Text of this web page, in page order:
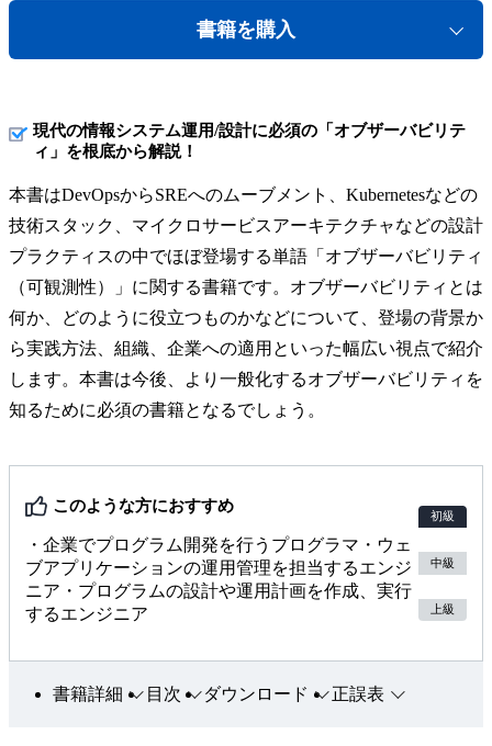
書籍を購入
現代の情報システム運用/設計に必須の「オブザーバビリテ
ィ」を根底から解説！
本書はDevOpsからSREへのムーブメント、Kubernetesなどの
技術スタック、マイクロサービスアーキテクチャなどの設計
プラクティスの中でほぼ登場する単語「オブザーバビリティ
（可観測性）」に関する書籍です。オブザーバビリティとは
何か、どのように役立つものかなどについて、登場の背景か
ら実践方法、組織、企業への適用といった幅広い視点で紹介
します。本書は今後、より一般化するオブザーバビリティを
知るために必須の書籍となるでしょう。
このような方におすすめ
・企業でプログラム開発を行うプログラマ・ウェ
ブアプリケーションの運用管理を担当するエンジ
ニア・プログラムの設計や運用計画を作成、実行
するエンジニア
初級
中級
上級
書籍詳細 目次 ダウンロード 正誤表